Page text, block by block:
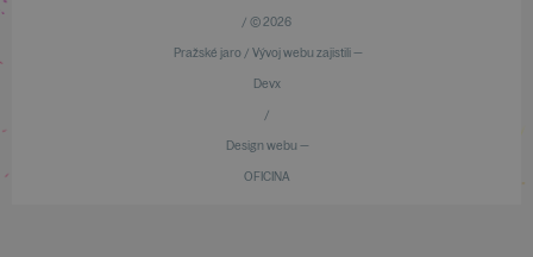
/ © 2026
Pražské jaro / Vývoj webu zajistili —
Devx
/
Design webu —
OFICINA